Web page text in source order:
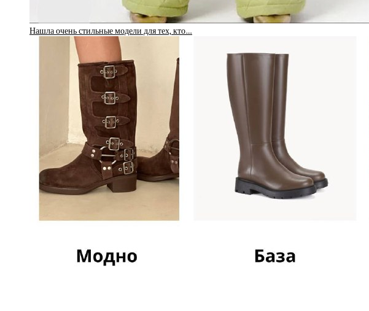
Нашла очень стильные модели для тех, кто…